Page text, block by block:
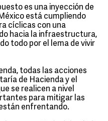
es una inyección de
está cumpliendo
cíclicas con una
hacia la infraestructura,
todo por el lema de vivir
todas las acciones
de Hacienda y el
se realicen a nivel
para mitigar las
enfrentando.